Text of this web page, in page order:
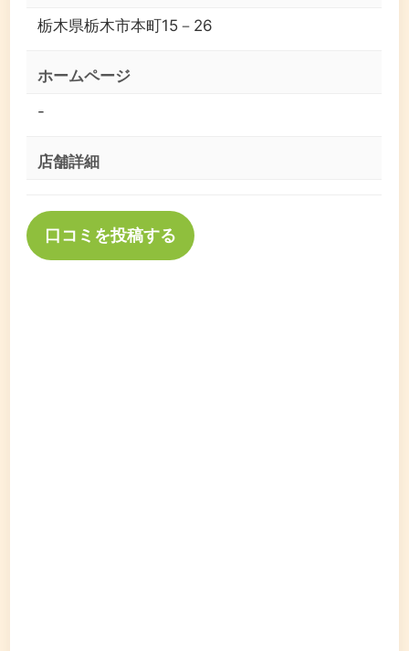
栃木県栃木市本町15－26
ホームページ
-
店舗詳細
口コミを投稿する